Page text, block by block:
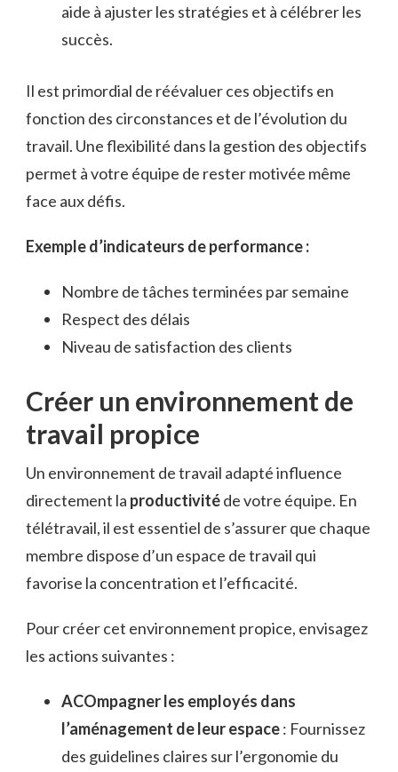
aide à ajuster les stratégies et à célébrer les
succès.
Il est primordial de réévaluer ces objectifs en
fonction des circonstances et de l’évolution du
travail. Une flexibilité dans la gestion des objectifs
permet à votre équipe de rester motivée même
face aux défis.
Exemple d’indicateurs de performance :
Nombre de tâches terminées par semaine
Respect des délais
Niveau de satisfaction des clients
Créer un environnement de
travail propice
Un environnement de travail adapté influence
directement la productivitéde votre équipe. En
télétravail, il est essentiel de s’assurer que chaque
membre dispose d’un espace de travail qui
favorise la concentration et l’efficacité.
Pour créer cet environnement propice, envisagez
les actions suivantes :
ACOmpagner les employés dans
l’aménagement de leur espace: Fournissez
des guidelines claires sur l’ergonomie du